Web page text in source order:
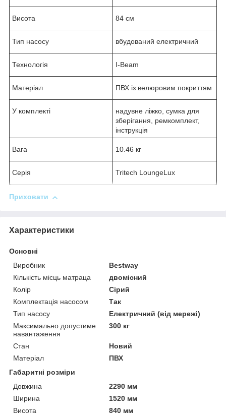
Висота 84 см
Тип насосу вбудований електричний
Технологія I-Beam
Матеріал ПВХ із велюровим покриттям
У комплекті
надувне ліжко, сумка для
зберігання, ремкомплект,
інструкція
Вага 10.46 кг
Серія Tritech LoungeLux
Приховати
Характеристики
Основні
Виробник
Bestway
Кількість місць матраца
двомісний
Колір
Сірий
Комплектація насосом
Так
Тип насосу
Електричний (від мережі)
Максимально допустиме
навантаження
300 кг
Стан
Новий
Матеріал
ПВХ
Габаритні розміри
Довжина
2290 мм
Ширина
1520 мм
Висота
840 мм